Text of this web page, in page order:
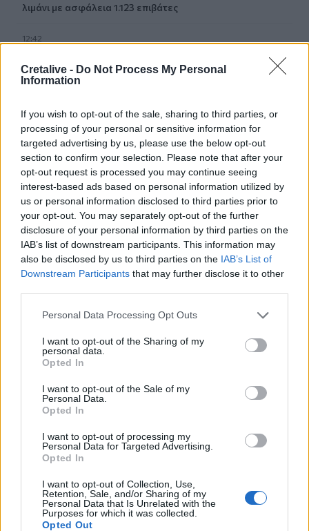
Cretalive - Do Not Process My Personal
Information
If you wish to opt-out of the sale, sharing to third parties, or
processing of your personal or sensitive information for
targeted advertising by us, please use the below opt-out
section to confirm your selection. Please note that after your
opt-out request is processed you may continue seeing
interest-based ads based on personal information utilized by
us or personal information disclosed to third parties prior to
your opt-out. You may separately opt-out of the further
disclosure of your personal information by third parties on the
IAB’s list of downstream participants. This information may
also be disclosed by us to third parties on the IAB’s List of
Downstream Participants that may further disclose it to other
Personal Data Processing Opt Outs
I want to opt-out of the Sharing of my
personal data.
Opted In
I want to opt-out of the Sale of my
Personal Data.
Opted In
I want to opt-out of processing my
Personal Data for Targeted Advertising.
Opted In
I want to opt-out of Collection, Use,
Retention, Sale, and/or Sharing of my
Personal Data that Is Unrelated with the
Purposes for which it was collected.
Opted Out
λιμάνι με ασφάλεια 1.123 επιβάτες
12:42
12:39
κατηγορία προπαγανδιστικής δράσης με τρομοκρατικό
κίνητρο
12:34
Από τον αργαλειό στο εφτάζυμο: Η Κασταμονίτσα
ζωντανεύει μνήμες και γεύσεις άλλων εποχών
12:32
Συνελήφθη στη Γερμανία 31χρονος καταζητούμενος για
τρεις ανθρωποκτονίες στην Ελλάδα
12:25
"ευχαριστώ" στους ιδιώτες που συνέδραμαν στην
πυρκαγιά του Αγίου Βασιλείου
Και επίσημα το Ειδικό Χωροταξικό Πλαίσιο για τον
Τουρισμό
Του έκλεψαν την αγελάδα και ξέσπασε στα κοινωνικά
12:08
Υπόθεση Marfin: Προθεσμία για να απολογηθεί την Τρίτη